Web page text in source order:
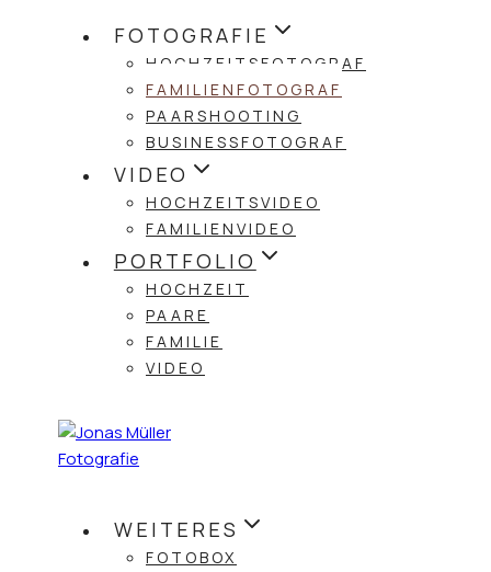
FOTOGRAFIE
HOCHZEITSFOTOGRAF
FAMILIENFOTOGRAF
PAARSHOOTING
BUSINESSFOTOGRAF
VIDEO
HOCHZEITSVIDEO
FAMILIENVIDEO
PORTFOLIO
HOCHZEIT
PAARE
FAMILIE
VIDEO
WEITERES
FOTOBOX